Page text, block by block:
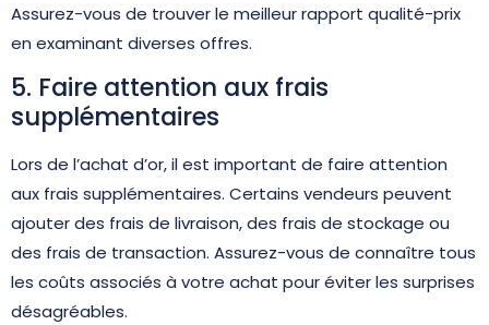
Assurez-vous de trouver le meilleur rapport qualité-prix
en examinant diverses offres.
5. Faire attention aux frais
supplémentaires
Lors de l’achat d’or, il est important de faire attention
aux frais supplémentaires. Certains vendeurs peuvent
ajouter des frais de livraison, des frais de stockage ou
des frais de transaction. Assurez-vous de connaître tous
les coûts associés à votre achat pour éviter les surprises
désagréables.